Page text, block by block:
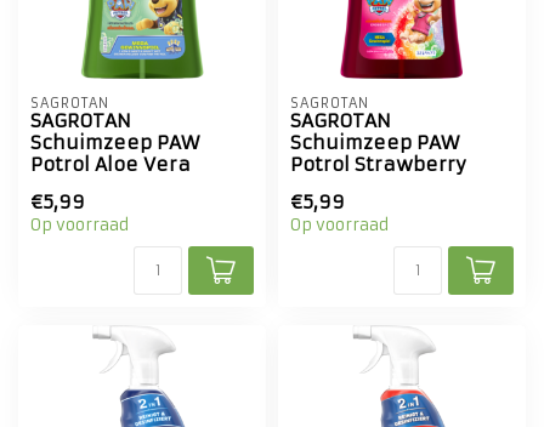
SAGROTAN
SAGROTAN
Schuimzeep PAW
Potrol Aloe Vera
€5,99
Op voorraad
SAGROTAN
SAGROTAN
Schuimzeep PAW
Potrol Strawberry
€5,99
Op voorraad